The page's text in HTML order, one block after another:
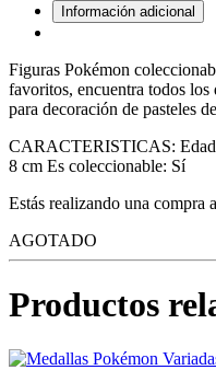
Información adicional
Figuras Pokémon
favoritos, encuentra todos los
para decoración de pasteles
CARACTERISTICAS: Edad
8 cm Es coleccionable: Sí
Estás realizando una compra
AGOTADO
Productos